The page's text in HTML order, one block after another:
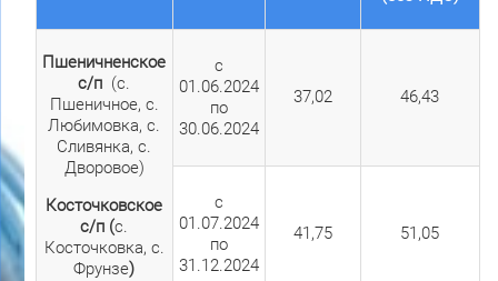
Пшеничненское
с/п (с.
Пшеничное, с.
Любимовка, с.
Сливянка, с.
Дворовое)
Косточковское
с/п (с.
Косточковка, с.
Фрунзе)
с
01.06.2024
по
30.06.2024
37,02 46,43
с
01.07.2024
по
31.12.2024
41,75 51,05